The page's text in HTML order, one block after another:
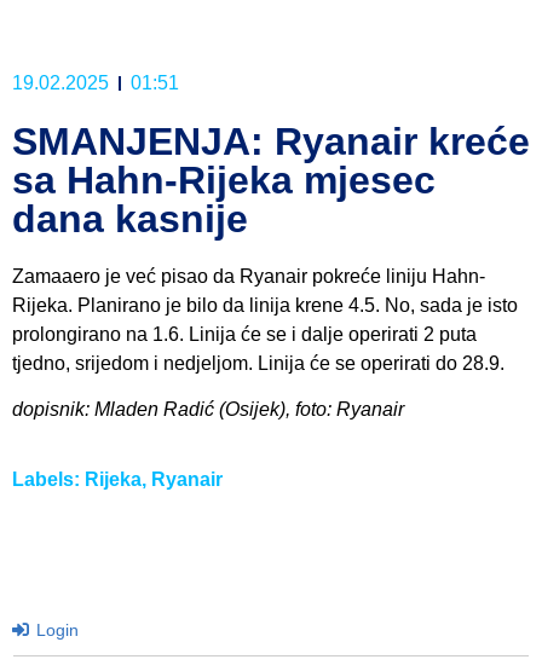
19.02.2025 01:51
SMANJENJA: Ryanair kreće
sa Hahn-Rijeka mjesec
dana kasnije
Zamaaero je već pisao da Ryanair pokreće liniju Hahn-
Rijeka. Planirano je bilo da linija krene 4.5. No, sada je isto
prolongirano na 1.6. Linija će se i dalje operirati 2 puta
tjedno, srijedom i nedjeljom. Linija će se operirati do 28.9.
dopisnik: Mladen Radić (Osijek), foto: Ryanair
Labels: Rijeka, Ryanair
Login